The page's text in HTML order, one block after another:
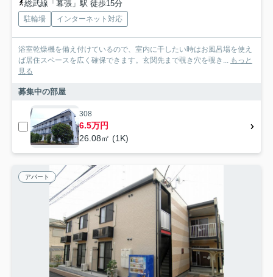
総武線「幕張」駅 徒歩15分
駐輪場 インターネット対応
浴室乾燥機を備え付けているので、室内に干したい時はお風呂場を使え
ば居住スペースを広く確保できます。玄関先まで覗き穴を覗き... もっと
見る
募集中の部屋
308
6.5万円
26.08㎡ (1K)
アパート